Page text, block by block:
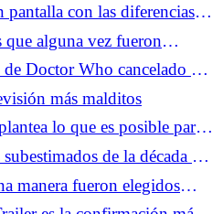
pantalla con las diferencias de
alguna vez fueron
puedes hacer
Doctor Who cancelado por
T Davies deja las cosas
más malditos
lo que es posible para
de Remedy
de la década de
manera fueron elegidos
demasiado tiempo